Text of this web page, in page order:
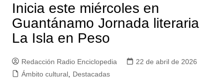
Inicia este miércoles en
Guantánamo Jornada literaria
La Isla en Peso
Redacción Radio Enciclopedia
22 de abril de 2026
Ámbito cultural, Destacadas